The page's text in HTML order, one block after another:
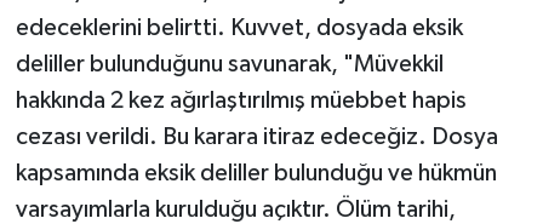
edeceklerini belirtti. Kuvvet, dosyada eksik
deliller bulunduğunu savunarak, "Müvekkil
hakkında 2 kez ağırlaştırılmış müebbet hapis
cezası verildi. Bu karara itiraz edeceğiz. Dosya
kapsamında eksik deliller bulunduğu ve hükmün
varsayımlarla kurulduğu açıktır. Ölüm tarihi,